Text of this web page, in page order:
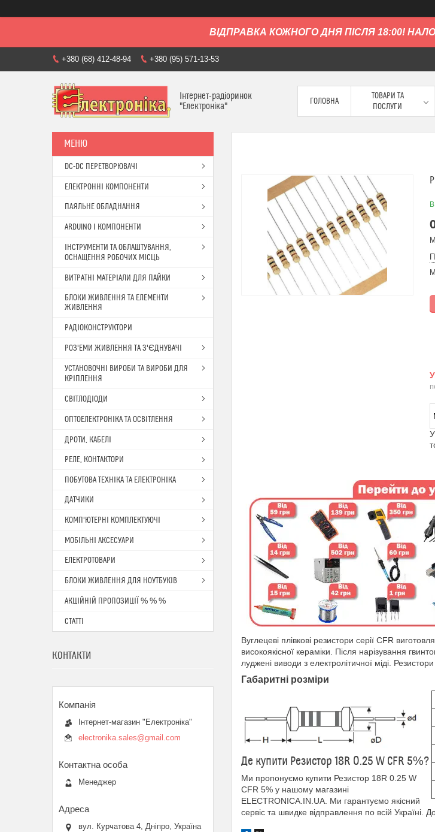
ВІДПРАВКА КОЖНОГО ДНЯ ПІСЛЯ 18:00!
+380 (68) 412-48-94 +380 (95) 571-13-53
Інтернет-радіоринок
"Електроніка"
ГОЛОВНА
ТОВАРИ ТА
ПОСЛУГИ
Вуглецеві плівкові резистори серії CFR
високоякісної кераміки. Після нарізування
луджені виводи з електролітичної міді.
Габаритні розміри
Де купити Резистор 18R 0.25 W CFR 5%?
Ми пропонуємо купити Резистор 18R 0.25 W
CFR 5% у нашому магазині
ELECTRONICA.IN.UA. Ми гарантуємо якісний
сервіс та швидке відправлення по всій Україні.
DC-DC ПЕРЕТВОРЮВАЧІ
ЕЛЕКТРОННІ КОМПОНЕНТИ
ПАЯЛЬНЕ ОБЛАДНАННЯ
ARDUINO І КОМПОНЕНТИ
ІНСТРУМЕНТИ ТА ОБЛАШТУВАННЯ,
ОСНАЩЕННЯ РОБОЧИХ МІСЦЬ
ВИТРАТНІ МАТЕРІАЛИ ДЛЯ ПАЙКИ
БЛОКИ ЖИВЛЕННЯ ТА ЕЛЕМЕНТИ
ЖИВЛЕННЯ
РАДІОКОНСТРУКТОРИ
РОЗ'ЕМИ ЖИВЛЕННЯ ТА З'ЄДНУВАЧІ
УСТАНОВОЧНІ ВИРОБИ ТА ВИРОБИ ДЛЯ
КРІПЛЕННЯ
СВІТЛОДІОДИ
ОПТОЕЛЕКТРОНІКА ТА ОСВІТЛЕННЯ
ДРОТИ, КАБЕЛІ
РЕЛЕ, КОНТАКТОРИ
ПОБУТОВА ТЕХНІКА ТА ЕЛЕКТРОНІКА
ДАТЧИКИ
КОМП'ЮТЕРНІ КОМПЛЕКТУЮЧІ
МОБІЛЬНІ АКСЕСУАРИ
ЕЛЕКТРОТОВАРИ
БЛОКИ ЖИВЛЕННЯ ДЛЯ НОУТБУКІВ
АКЦІЙНІЙ ПРОПОЗИЦІЇ % % %
СТАТТІ
КОНТАКТИ
Інтернет-магазин "Електроніка"
electronika.sales@gmail.com
Менеджер
вул. Курчатова 4, Дніпро, Україна